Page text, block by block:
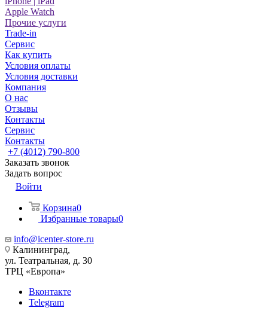
Apple Watch
Прочие услуги
Trade-in
Сервис
Как купить
Условия оплаты
Условия доставки
Компания
О нас
Отзывы
Контакты
Сервис
Контакты
+7 (4012) 790-800
Заказать звонок
Задать вопрос
Войти
Корзина0
Избранные товары0
info@icenter-store.ru
Калининград,
ул. Театральная, д. 30
ТРЦ «Европа»
Вконтакте
Telegram